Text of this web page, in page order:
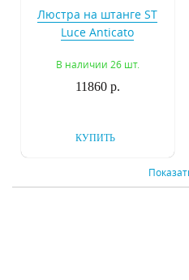
Люстра на штанге ST
Luce Anticato
В наличии 26 шт.
11860 р.
КУПИТЬ